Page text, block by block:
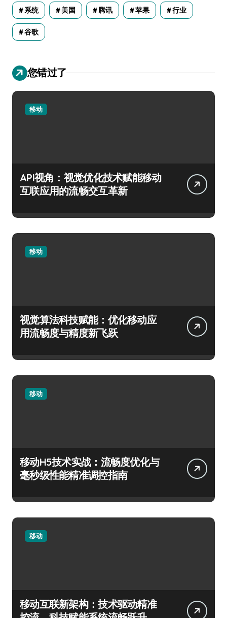
系统 美国 腾讯 苹果 行业
谷歌
您错过了
移动
API视角：视觉优化技术赋能移动
互联应用的流畅交互革新
移动
视觉算法科技赋能：优化移动应
用流畅度与精度新飞跃
移动
移动H5技术实战：流畅度优化与
毫秒级性能精准调控指南
移动
移动互联新架构：技术驱动精准